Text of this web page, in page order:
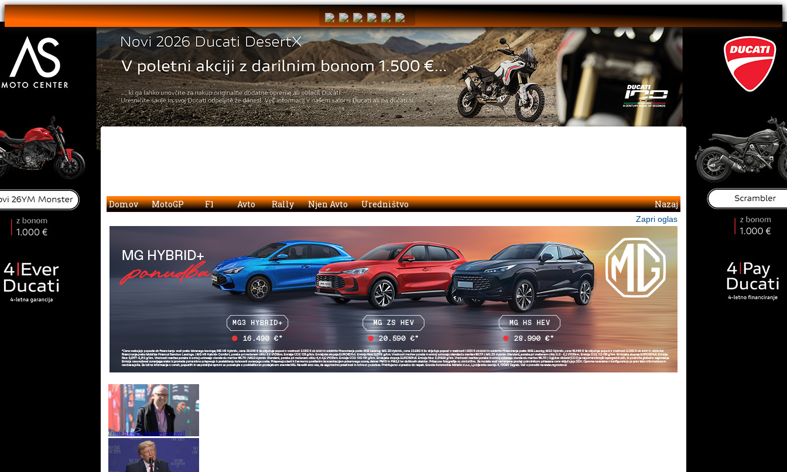
Domov MotoGP F1 Avto Rally Njen Avto Uredništvo Nazaj
Zapri oglas
Jasne besede kritikom pravil